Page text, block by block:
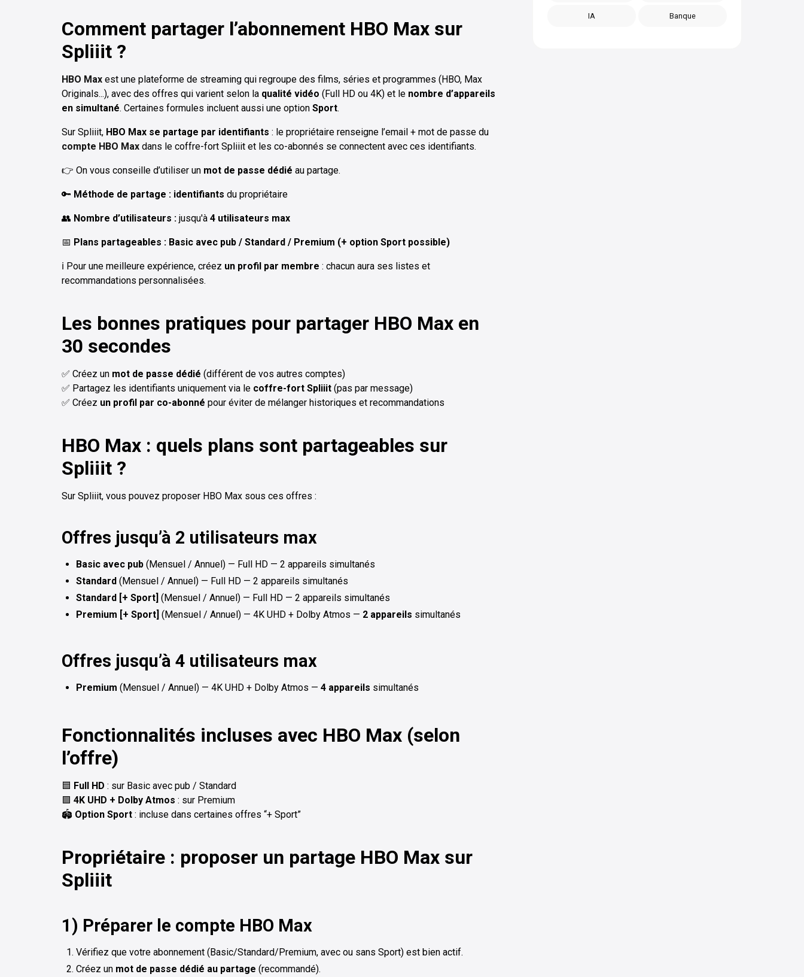
Comment partager l’abonnement HBO Max sur
Spliiit ?
HBO Max est une plateforme de streaming qui regroupe des films, séries et programmes (HBO, Max
Originals...), avec des offres qui varient selon la qualité vidéo (Full HD ou 4K) et le nombre d’appareils
en simultané. Certaines formules incluent aussi une option Sport.
Sur Spliiit, HBO Max se partage par identifiants : le propriétaire renseigne l’email + mot de passe du
compte HBO Max dans le coffre-fort Spliiit et les co-abonnés se connectent avec ces identifiants.
👉 On vous conseille d’utiliser un mot de passe dédié au partage.
🔑 Méthode de partage : identifiants du propriétaire
👥 Nombre d’utilisateurs : jusqu'à 4 utilisateurs max
📅 Plans partageables : Basic avec pub / Standard / Premium (+ option Sport possible)
ℹ️ Pour une meilleure expérience, créez un profil par membre : chacun aura ses listes et
recommandations personnalisées.
Les bonnes pratiques pour partager HBO Max en
30 secondes
✅ Créez un mot de passe dédié (différent de vos autres comptes)
✅ Partagez les identifiants uniquement via le coffre-fort Spliiit (pas par message)
✅ Créez un profil par co-abonné pour éviter de mélanger historiques et recommandations
HBO Max : quels plans sont partageables sur
Spliiit ?
Sur Spliiit, vous pouvez proposer HBO Max sous ces offres :
Offres jusqu’à 2 utilisateurs max
Basic avec pub (Mensuel / Annuel) — Full HD — 2 appareils simultanés
Standard (Mensuel / Annuel) — Full HD — 2 appareils simultanés
Standard [+ Sport] (Mensuel / Annuel) — Full HD — 2 appareils simultanés
Premium [+ Sport] (Mensuel / Annuel) — 4K UHD + Dolby Atmos — 2 appareils simultanés
Offres jusqu’à 4 utilisateurs max
Premium (Mensuel / Annuel) — 4K UHD + Dolby Atmos — 4 appareils simultanés
Fonctionnalités incluses avec HBO Max (selon
l’offre)
🟦 Full HD : sur Basic avec pub / Standard
🟪 4K UHD + Dolby Atmos : sur Premium
🏟️ Option Sport : incluse dans certaines offres “+ Sport”
Propriétaire : proposer un partage HBO Max sur
Spliiit
1) Préparer le compte HBO Max
Vérifiez que votre abonnement (Basic/Standard/Premium, avec ou sans Sport) est bien actif.
Créez un mot de passe dédié au partage (recommandé).
IA Banque